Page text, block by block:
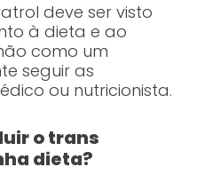
deve ser visto
à dieta e ao
como um
seguir as
ou nutricionista.
o trans
dieta?